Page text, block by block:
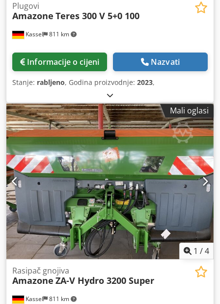
Kassel 811 km
Plugovi
Amazone Teres 300 V 5+0 100
Informacije o cijeni Nazvati
Stanje: rabljeno, Godina proizvodnje: 2023,
Mali oglasi
1 /4
Kassel 811 km
Rasipač gnojiva
Amazone ZA-V Hydro 3200 Super